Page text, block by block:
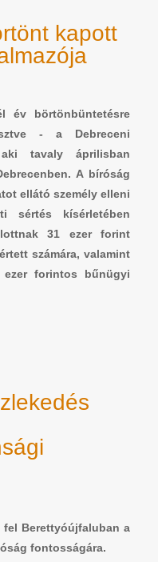
kapott
év börtönbüntetésre
- a Debreceni
tavaly áprilisban
A bíróság
ellátó személy elleni
sértés kísérletében
31 ezer forint
számára, valamint
forintos bűnügyi
Berettyóújfaluban a
fontosságára.